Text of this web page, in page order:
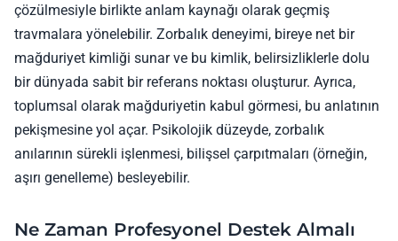
çözülmesiyle birlikte anlam kaynağı olarak geçmiş
travmalara yönelebilir. Zorbalık deneyimi, bireye net bir
mağduriyet kimliği sunar ve bu kimlik, belirsizliklerle dolu
bir dünyada sabit bir referans noktası oluşturur. Ayrıca,
toplumsal olarak mağduriyetin kabul görmesi, bu anlatının
pekişmesine yol açar. Psikolojik düzeyde, zorbalık
anılarının sürekli işlenmesi, bilişsel çarpıtmaları (örneğin,
aşırı genelleme) besleyebilir.
Ne Zaman Profesyonel Destek Almalı